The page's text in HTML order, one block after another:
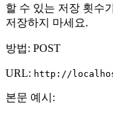
할 수 있는 저장 횟수
저장하지 마세요.
방법: POST
URL: http://
본문 예시: